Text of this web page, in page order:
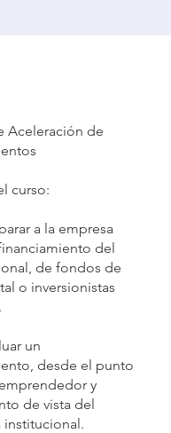
Aceleración de
curso:
a la empresa
del
de fondos de
o inversionistas
un
desde el punto
y
de vista del
institucional.